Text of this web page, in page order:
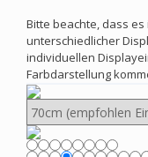
Bitte beachte, dass
unterschiedlicher
individuellen
Farbdarstellung